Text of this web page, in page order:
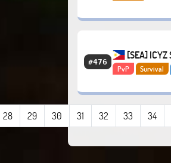
#476
[SEA]
PvP Survival
28 29 30 31 32 33 34